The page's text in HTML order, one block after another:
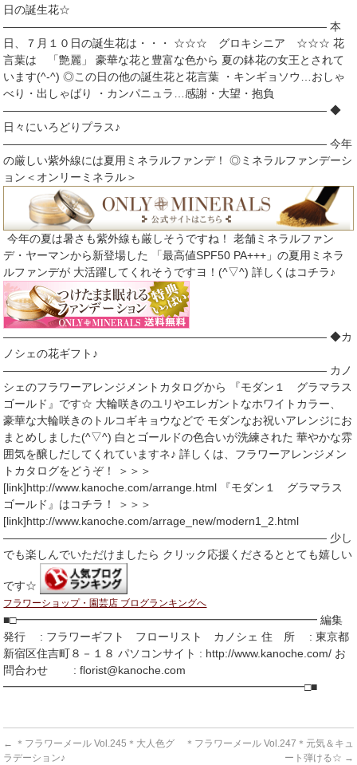
日の誕生花☆
――――――――――――――――――――――――――――― 本
日、７月１０日の誕生花は・・・ ☆☆☆ グロキシニア ☆☆☆ 花
言葉は 「艶麗」 豪華な花と豊富な色から 夏の鉢花の女王とされて
います(^-^) ◎この日の他の誕生花と花言葉 ・キンギョソウ…おしゃ
べり・出しゃばり ・カンパニュラ…感謝・大望・抱負
――――――――――――――――――――――――――――― ◆
日々にいろどりプラス♪
――――――――――――――――――――――――――――― 今年
の厳しい紫外線には夏用ミネラルファンデ！ ◎ミネラルファンデーシ
ョン＜オンリーミネラル＞
今年の夏は暑さも紫外線も厳しそうですね！ 老舗ミネラルファン
デ・ヤーマンから新登場した 「最高値SPF50 PA+++」の夏用ミネラ
ルファンデが 大活躍してくれそうですヨ！(^▽^) 詳しくはコチラ♪
――――――――――――――――――――――――――――― ◆カ
ノシェの花ギフト♪
――――――――――――――――――――――――――――― カノ
シェのフラワーアレンジメントカタログから 『モダン１ グラマラス
ゴールド』です☆ 大輪咲きのユリやエレガントなホワイトカラー、
豪華な大輪咲きのトルコギキョウなどで モダンなお祝いアレンジにお
まとめしました(^▽^) 白とゴールドの色合いが洗練された 華やかな雰
囲気を醸しだしてくれていますネ♪ 詳しくは、フラワーアレンジメン
トカタログをどうぞ！ ＞＞＞
[link]http://www.kanoche.com/arrange.html 『モダン１ グラマラス
ゴールド』はコチラ！ ＞＞＞
[link]http://www.kanoche.com/arrage_new/modern1_2.html
――――――――――――――――――――――――――――― 少し
でも楽しんでいただけましたら クリック応援くださるととても嬉しい
です☆
フラワーショップ・園芸店 ブログランキングへ
■□━━━━━━━━━━━━━━━━━━━━━━━━━━━ 編集
発行 : フラワーギフト フローリスト カノシェ 住 所 : 東京都
新宿区住吉町８－１８ パソコンサイト : http://www.kanoche.com/ お
問合わせ : florist@kanoche.com
━━━━━━━━━━━━━━━━━━━━━━━━━━━□■
← ＊フラワーメール Vol.245＊大人色グ
ラデーション♪
＊フラワーメール Vol.247＊元気＆キュ
ート弾ける☆ →